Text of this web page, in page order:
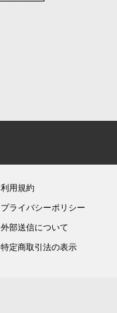
利用規約
プライバシーポリシー
外部送信について
特定商取引法の表示